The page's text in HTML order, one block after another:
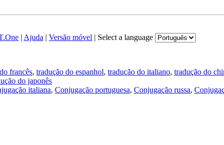
| Ajuda | Versão móvel | Select a language
francês, tradução do espanhol, tradução do italiano, tradução do
do japonês
italiana, Conjugação portuguesa, Conjugação russa,